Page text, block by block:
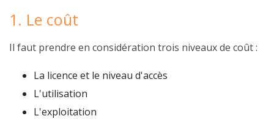
1. Le coût
Il faut prendre en considération trois niveaux de coût :
La licence et le niveau d'accès
L'utilisation
L'exploitation